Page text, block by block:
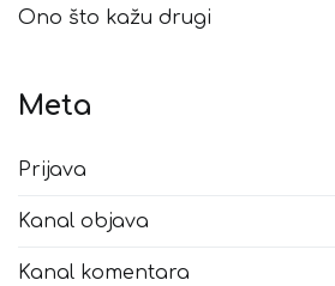
Ono što kažu drugi
Meta
Prijava
Kanal objava
Kanal komentara